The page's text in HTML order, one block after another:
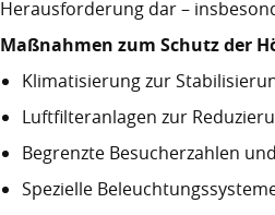
Herausforderung dar –
Maßnahmen zum Schutz der
Klimatisierung zur
Luftfilteranlagen zur
Begrenzte Besucherzahlen
Spezielle